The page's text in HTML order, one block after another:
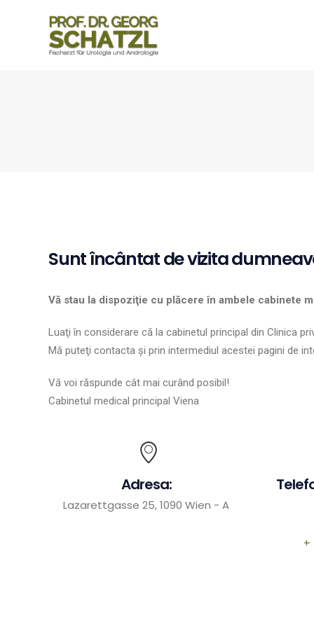
Sunt încântat de vizita
Vă stau la dispoziţie cu plăcere în ambele cabinete
Luaţi în considerare că la cabinetul principal din Clinica
Mă puteţi contacta şi prin intermediul acestei pagini de
Vă voi răspunde cât mai curând posibil!
Cabinetul medical principal Viena
Adresa:
Lazarettgasse 25, 1090 Wien - A
+